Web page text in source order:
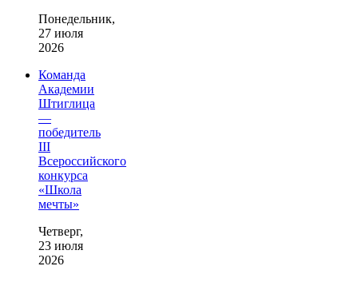
Понедельник,
27 июля
2026
Команда
Академии
Штиглица
—
победитель
III
Всероссийского
конкурса
«Школа
мечты»
Четверг,
23 июля
2026